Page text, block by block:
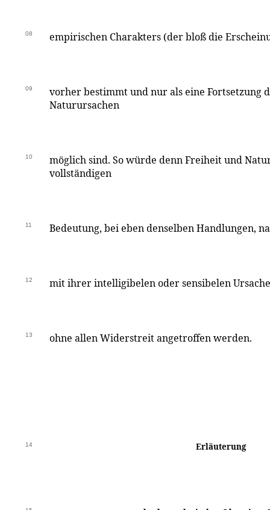
08 empirischen Charakters (der bloß die
09
vorher bestimmt und nur als eine Fortsetzung
Naturursachen
10
möglich sind. So würde denn Freiheit und
vollständigen
11 Bedeutung, bei eben denselben Handlungen,
12 mit ihrer intelligibelen oder sensibelen
13 ohne allen Widerstreit angetroffen werden.
14 Erläuterung